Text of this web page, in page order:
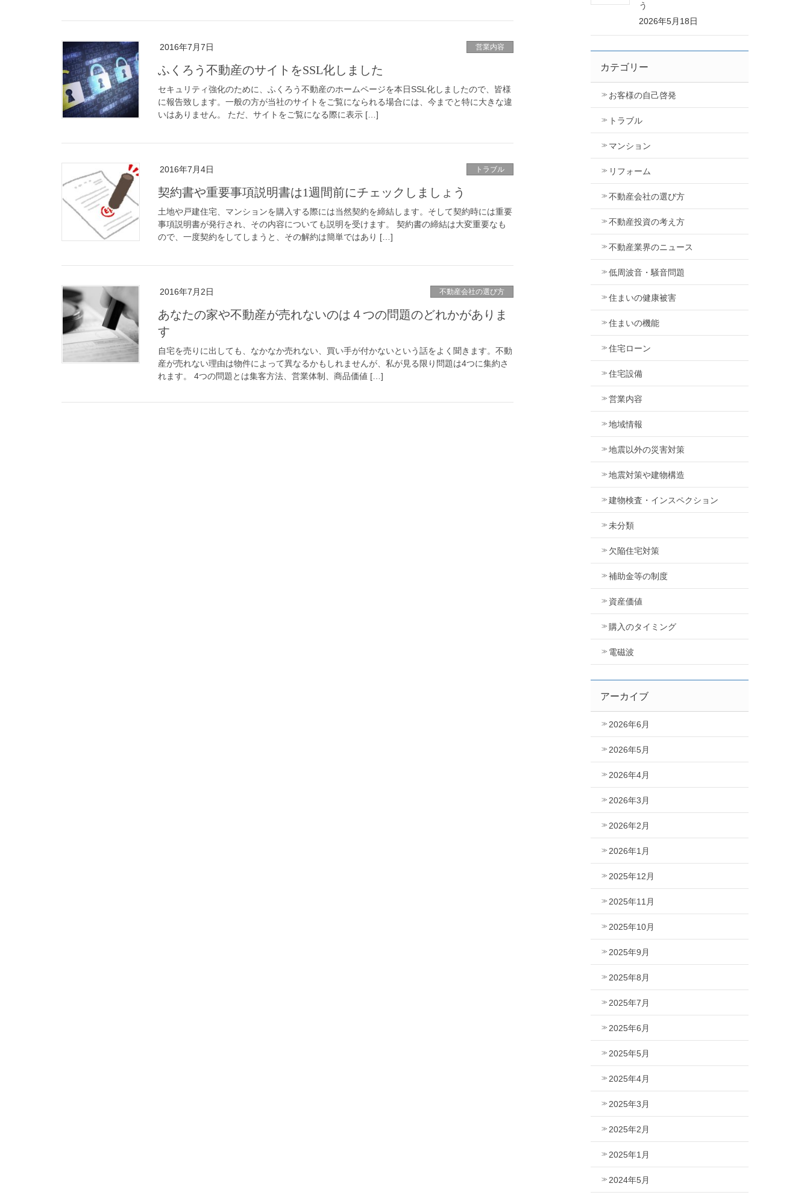
2016年7月7日 営業内容
ふくろう不動産のサイトをSSL化しました
セキュリティ強化のために、ふくろう不動産のホームページを本日SSL化しましたので、皆様
に報告致します。一般の方が当社のサイトをご覧になられる場合には、今までと特に大きな違
いはありません。 ただ、サイトをご覧になる際に表示 […]
2016年7月4日 トラブル
契約書や重要事項説明書は1週間前にチェックしましょう
土地や戸建住宅、マンションを購入する際には当然契約を締結します。そして契約時には重要
事項説明書が発行され、その内容についても説明を受けます。 契約書の締結は大変重要なも
ので、一度契約をしてしまうと、その解約は簡単ではあり […]
2016年7月2日 不動産会社の選び方
あなたの家や不動産が売れないのは４つの問題のどれかがありま
す
自宅を売りに出しても、なかなか売れない、買い手が付かないという話をよく聞きます。不動
産が売れない理由は物件によって異なるかもしれませんが、私が見る限り問題は4つに集約さ
れます。 4つの問題とは集客方法、営業体制、商品価値 […]
う
2026年5月18日
カテゴリー
お客様の自己啓発
トラブル
マンション
リフォーム
不動産会社の選び方
不動産投資の考え方
不動産業界のニュース
低周波音・騒音問題
住まいの健康被害
住まいの機能
住宅ローン
住宅設備
営業内容
地域情報
地震以外の災害対策
地震対策や建物構造
建物検査・インスペクション
未分類
欠陥住宅対策
補助金等の制度
資産価値
購入のタイミング
電磁波
アーカイブ
2026年6月
2026年5月
2026年4月
2026年3月
2026年2月
2026年1月
2025年12月
2025年11月
2025年10月
2025年9月
2025年8月
2025年7月
2025年6月
2025年5月
2025年4月
2025年3月
2025年2月
2025年1月
2024年5月